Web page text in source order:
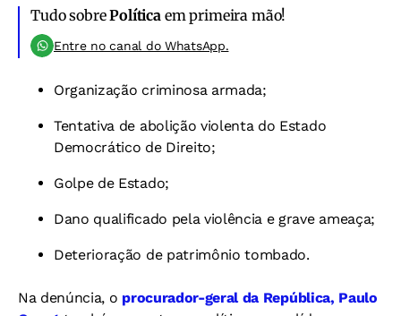
Tudo sobrePolíticaem primeira mão!
Entre no canal do WhatsApp.
Organização criminosa armada;
Tentativa de abolição violenta do Estado
Democrático de Direito;
Golpe de Estado;
Dano qualificado pela violência e grave ameaça;
Deterioração de patrimônio tombado.
Na denúncia, o procurador-geral da República, Paulo